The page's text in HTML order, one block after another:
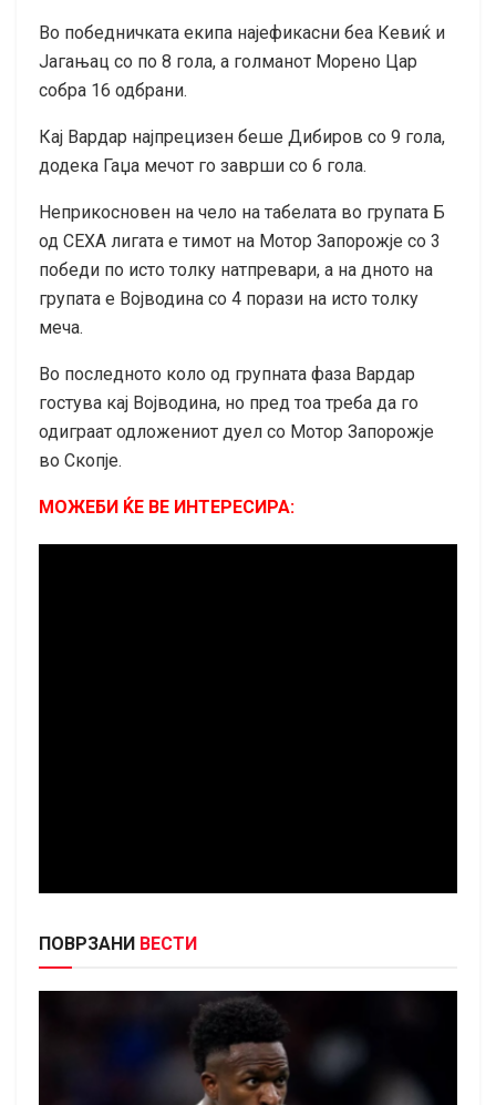
Во победничката екипа најефикасни беа Кевиќ и
Јагањац со по 8 гола, а голманот Морено Цар
собра 16 одбрани.
Кај Вардар најпрецизен беше Дибиров со 9 гола,
додека Гаџа мечот го заврши со 6 гола.
Неприкосновен на чело на табелата во групата Б
од СЕХА лигата е тимот на Мотор Запорожје со 3
победи по исто толку натпревари, а на дното на
групата е Војводина со 4 порази на исто толку
меча.
Во последното коло од групната фаза Вардар
гостува кај Војводина, но пред тоа треба да го
одиграат одложениот дуел со Мотор Запорожје
во Скопје.
МОЖЕБИ ЌЕ ВЕ ИНТЕРЕСИРА:
ПОВРЗАНИ ВЕСТИ